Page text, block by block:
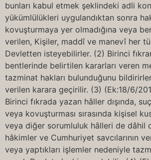
bunları kabul etmek şeklindeki adli
yükümlülükleri uygulandıktan sonra
kovuşturmaya yer olmadığına veya
verilen, Kişiler, maddî ve manevî her
Devletten isteyebilirler. (2) Birinci
bentlerinde belirtilen kararları veren
tazminat hakları bulunduğunu
verilen karara geçirilir. (3) (Ek:18/6/
Birinci fıkrada yazan hâller dışında,
veya kovuşturması sırasında kişisel
veya diğer sorumluluk hâlleri de dâhil
hâkimler ve Cumhuriyet savcılarının
veya yaptıkları işlemler nedeniyle